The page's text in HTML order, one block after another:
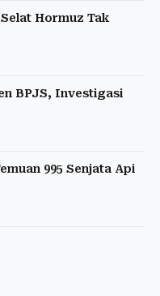
Hormuz Tak
BPJS, Investigasi
995 Senjata Api